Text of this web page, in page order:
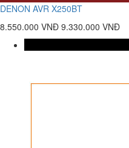
DENON AVR X250BT
8.550.000 VNĐ 9.330.000 VNĐ